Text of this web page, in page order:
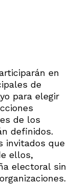
en
de
para elegir
de los
definidos.
invitados que
ellos,
electoral sin